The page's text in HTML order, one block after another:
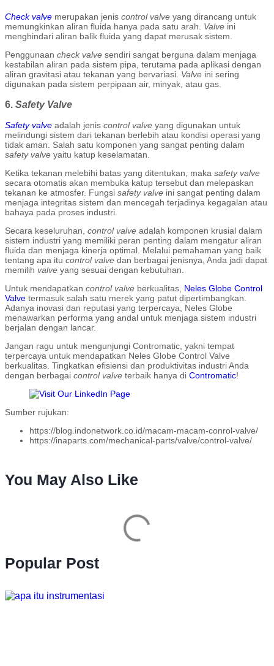
Check valve merupakan jenis control valve yang dirancang untuk
memungkinkan aliran fluida hanya pada satu arah. Valve ini
menghindari aliran balik fluida yang dapat merusak sistem.
Penggunaan check valve sendiri sangat berguna dalam menjaga
kestabilan aliran pada sistem pipa, terutama pada aplikasi dengan
aliran gravitasi atau tekanan yang bervariasi. Valve ini sering
digunakan pada sistem perpipaan air, minyak, atau gas.
6. Safety Valve
Safety valve adalah jenis control valve yang digunakan untuk
melindungi sistem dari tekanan berlebih atau kondisi operasi yang
tidak aman. Salah satu komponen yang sangat penting dalam
safety valve yaitu katup keselamatan.
Ketika tekanan melebihi batas yang ditentukan, maka safety valve
secara otomatis akan membuka katup tersebut dan melepaskan
tekanan ke atmosfer. Fungsi safety valve ini sangat penting dalam
menjaga integritas sistem dan mencegah terjadinya kegagalan atau
bahaya pada proses industri.
Secara keseluruhan, control valve adalah komponen krusial dalam
sistem industri yang memiliki peran penting dalam mengatur aliran
fluida dan menjaga kinerja optimal. Melalui pemahaman yang baik
tentang apa itu control valve dan berbagai jenisnya, Anda jadi dapat
memilih valve yang sesuai dengan kebutuhan.
Untuk mendapatkan control valve berkualitas, Neles Globe Control
Valve termasuk salah satu merek yang patut dipertimbangkan.
Adanya inovasi dan reputasi yang terpercaya, Neles Globe
menawarkan performa yang andal untuk menjaga sistem industri
berjalan dengan lancar.
Jangan ragu untuk mengunjungi Contromatic, yakni tempat
terpercaya untuk mendapatkan Neles Globe Control Valve
berkualitas. Tingkatkan efisiensi dan produktivitas industri Anda
dengan berbagai control valve terbaik hanya di Contromatic!
Sumber rujukan:
https://blog.indonetwork.co.id/macam-macam-conrol-valve/
https://inaparts.com/mechanical-parts/valve/control-valve/
You May Also Like
Popular Post